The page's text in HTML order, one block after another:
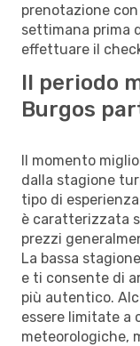
prenotazione
settimana prima
effettuare il
Il periodo
Burgos
Il momento
dalla stagione
tipo di
è caratterizzata
prezzi
La bassa
e ti consente di
più autentico.
essere limitate a
meteorologiche,